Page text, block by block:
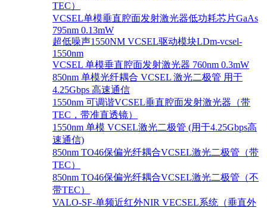
TEC）
VCSEL单模垂直腔面发射激光器低功耗芯片GaAs
795nm 0.13mW
超低噪声1550NM VCSEL驱动模块LDm-vcsel-
1550nm
VCSEL 单模垂直腔面发射激光器 760nm 0.3mW
850nm 单模光纤耦合 VCSEL 激光二极管 用于
4.25Gbps 高速通信
1550nm 可调谐VCSEL垂直腔面发射激光器（带
TEC，带准直透镜）
1550nm 单模 VCSEL激光二极管 (用于4.25Gbps高
速通信)
850nm TO46保偏光纤耦合VCSEL激光二极管（带
TEC）
850nm TO46保偏光纤耦合VCSEL激光二极管（不
带TEC）
VALO-SF-单频近红外NIR VECSEL系统（垂直外